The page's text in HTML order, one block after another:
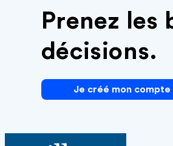
Prenez les
décisions.
Je créé mon